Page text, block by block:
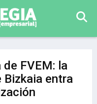
FVEM: la
entra